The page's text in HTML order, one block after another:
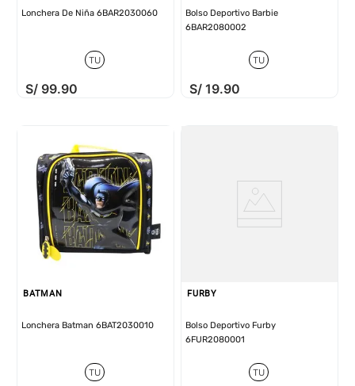
Lonchera De Niña 6BAR2030060
TU
S/ 99.90
Bolso Deportivo Barbie
6BAR2080002
TU
S/ 19.90
BATMAN
Lonchera Batman 6BAT2030010
TU
FURBY
Bolso Deportivo Furby
6FUR2080001
TU